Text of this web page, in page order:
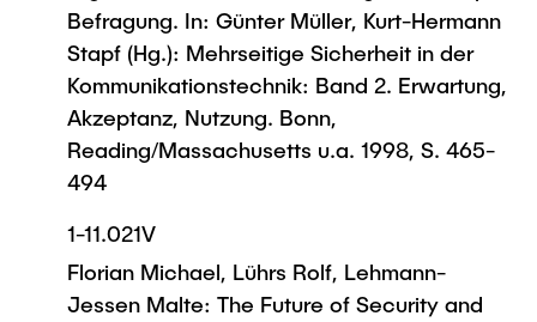
Befragung. In: Günter Müller, Kurt-Hermann
Stapf (Hg.): Mehrseitige Sicherheit in der
Kommunikationstechnik: Band 2. Erwartung,
Akzeptanz, Nutzung. Bonn,
Reading/Massachusetts u.a. 1998, S. 465-
494
1-11.021V
Florian Michael, Lührs Rolf, Lehmann-
Jessen Malte: The Future of Security and